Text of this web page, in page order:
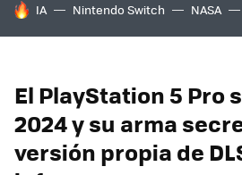
HOY SE HABLA DE
IA Nintendo Switch NASA
El PlayStation 5 Pro
2024 y su arma
versión propia de